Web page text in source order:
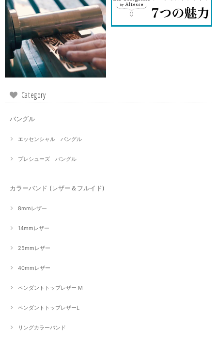
Category
バングル
エッセンシャル バングル
プレシューズ バングル
カラーバンド (レザー＆フルイド)
8mmレザー
14mmレザー
25mmレザー
40mmレザー
ペンダントトップレザー M
ペンダントトップレザーL
リングカラーバンド